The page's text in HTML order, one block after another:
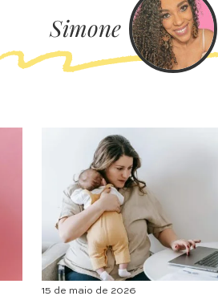
Simone
15 de maio de 2026